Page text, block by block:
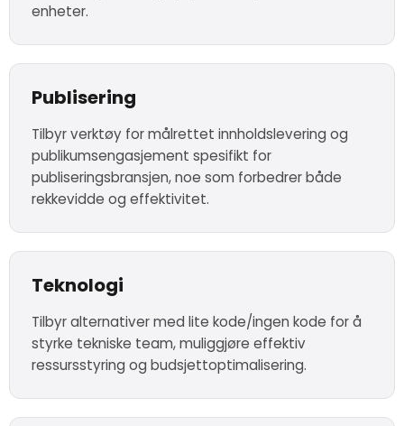
enheter.
Publisering
Tilbyr verktøy for målrettet innholdslevering og
publikumsengasjement spesifikt for
publiseringsbransjen, noe som forbedrer både
rekkevidde og effektivitet.
Teknologi
Tilbyr alternativer med lite kode/ingen kode for å
styrke tekniske team, muliggjøre effektiv
ressursstyring og budsjettoptimalisering.